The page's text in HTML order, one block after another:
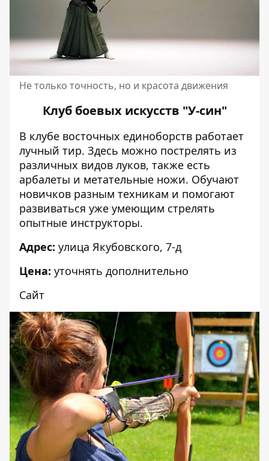
Не только точность, но и красота движения
Клуб боевых искусств "У-син"
В клубе восточных единоборств работает
лучный тир. Здесь можно пострелять из
различных видов луков, также есть
арбалеты и метательные ножи. Обучают
новичков разным техникам и помогают
развиваться уже умеющим стрелять
опытные инструкторы.
Адрес: улица Якубовского, 7-д
Цена: уточнять дополнительно
Сайт